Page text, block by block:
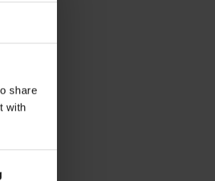
share
with